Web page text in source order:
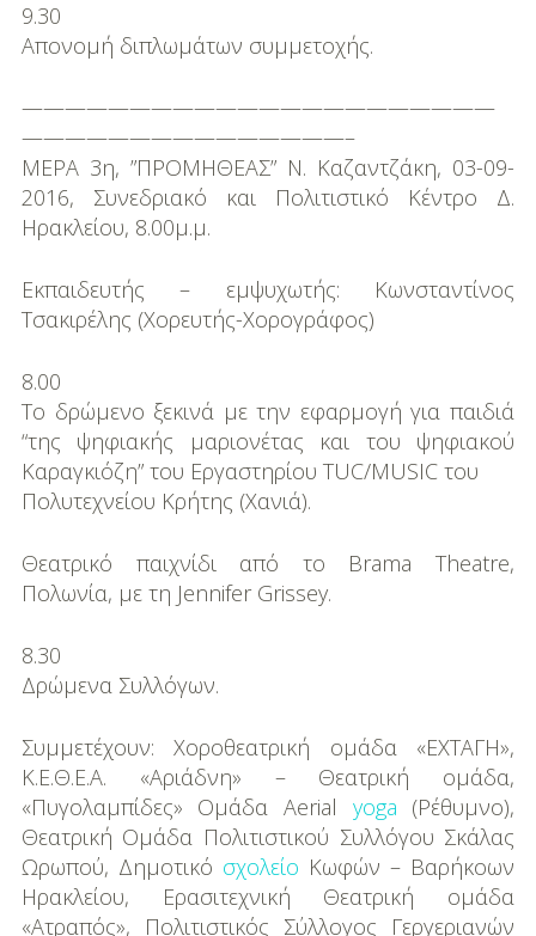
9.30
Απονοµή διπλωµάτων συµµετοχής.
——————————————————————
———————————————–
ΜΕΡΑ 3η, ”ΠΡΟΜΗΘΕΑΣ” Ν. Καζαντζάκη, 03-09-
2016, Συνεδριακό και Πολιτιστικό Κέντρο Δ.
Ηρακλείου, 8.00µ.μ.
Εκπαιδευτής – εµψυχωτής: Κωνσταντίνος
Τσακιρέλης (Χορευτής-Χορογράφος)
8.00
Το δρώµενο ξεκινά µε την εφαρµογή για παιδιά
“της ψηφιακής µαριονέτας και του ψηφιακού
Καραγκιόζη” του Εργαστηρίου TUC/MUSIC του
Πολυτεχνείου Κρήτης (Χανιά).
Θεατρικό παιχνίδι από το Brama Theatre,
Πολωνία, µε τη Jennifer Grissey.
8.30
Δρώµενα Συλλόγων.
Συμμετέχουν: Χοροθεατρική οµάδα «ΕΧΤΑΓΗ»,
Κ.Ε.Θ.Ε.Α. «Αριάδνη» – Θεατρική οµάδα,
«Πυγολαµπίδες» Ομάδα Aerial yoga (Ρέθυμνο),
Θεατρική Οµάδα Πολιτιστικού Συλλόγου Σκάλας
Ωρωπού, Δηµοτικό σχολείο Κωφών – Βαρήκοων
Ηρακλείου, Ερασιτεχνική Θεατρική οµάδα
«Ατραπός», Πολιτιστικός Σύλλογος Γεργεριανών